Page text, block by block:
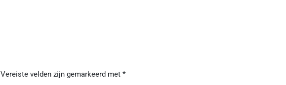
Vereiste velden zijn gemarkeerd met *